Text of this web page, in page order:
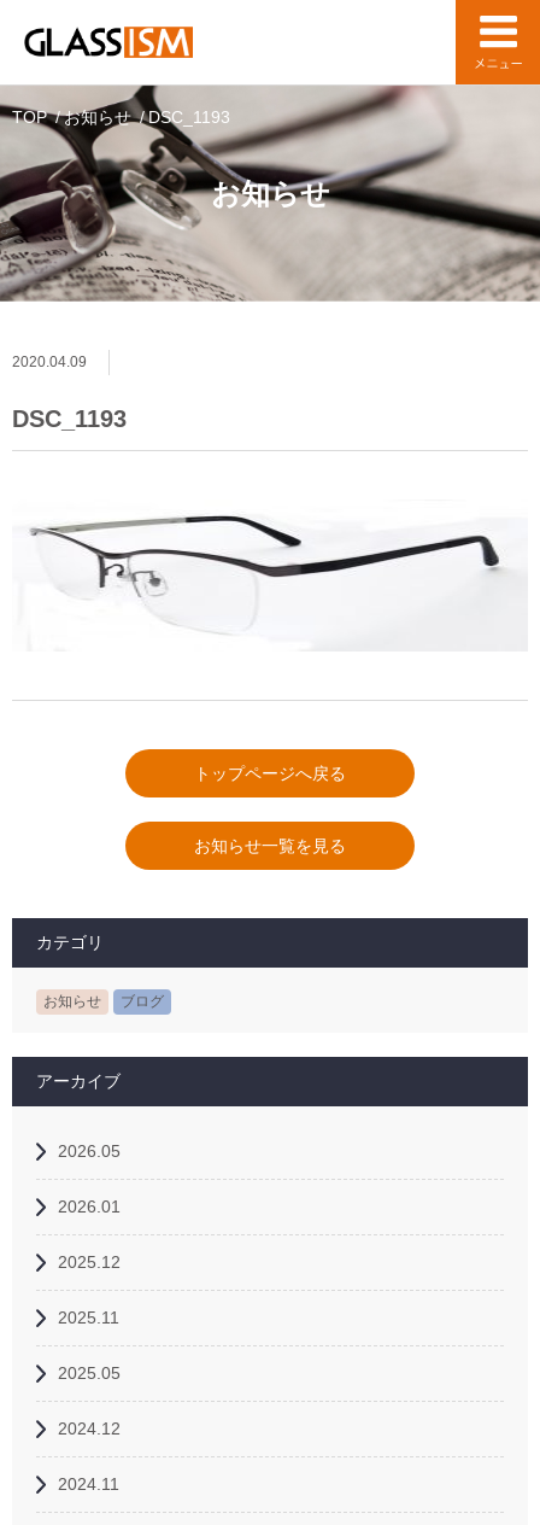
お知らせ
TOP お知らせ DSC_1193
2020.04.09
DSC_1193
トップページへ戻る
お知らせ一覧を見る
カテゴリ
お知らせ ブログ
アーカイブ
2026.05
2026.01
2025.12
2025.11
2025.05
2024.12
2024.11